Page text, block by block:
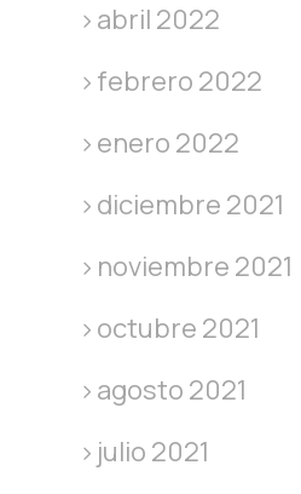
abril 2022
febrero 2022
enero 2022
diciembre 2021
noviembre 2021
octubre 2021
agosto 2021
julio 2021